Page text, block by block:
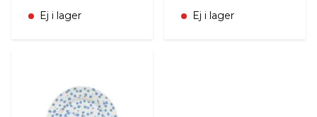
Ej i lager Ej i lager